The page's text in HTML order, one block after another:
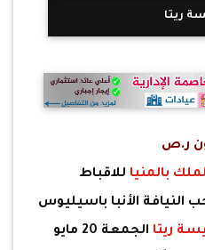
ريتا
ر.ص
بالمنيا للاقباط
النيافة الأنبا باسيليوس
ريتا
الجمعة 20 مايو